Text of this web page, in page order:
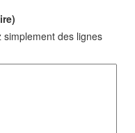
des lignes